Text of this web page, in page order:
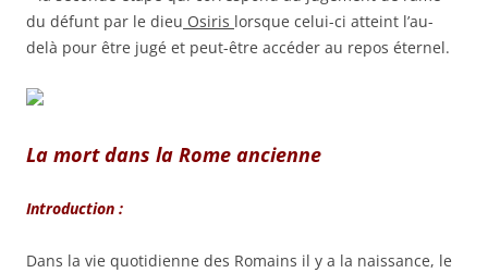
du défunt par le dieu Osiris lorsque celui-ci atteint l’au-
delà pour être jugé et peut-être accéder au repos éternel.
La mort dans la Rome ancienne
Introduction :
Dans la vie quotidienne des Romains il y a la naissance, le